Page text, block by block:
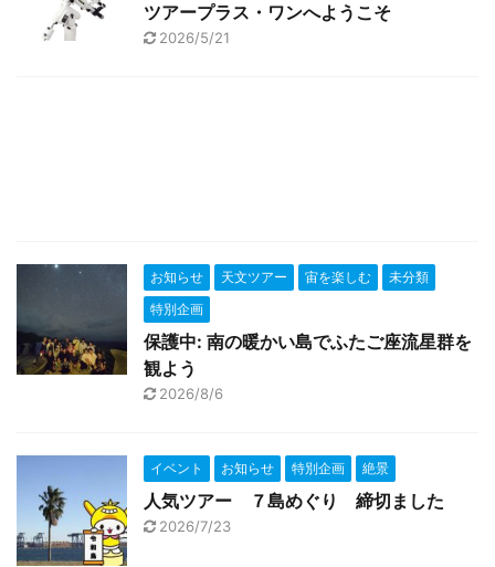
ツアープラス・ワンへようこそ
2026/5/21
お知らせ 天文ツアー 宙を楽しむ
未分類
特別企画
保護中: 南の暖かい島でふたご座流星群を
観よう
2026/8/6
イベント お知らせ 特別企画 絶景
人気ツアー ７島めぐり 締切ました
2026/7/23